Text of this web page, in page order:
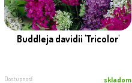
Buddleja davidii 'Tricolor'
Dostupnosť: skladom